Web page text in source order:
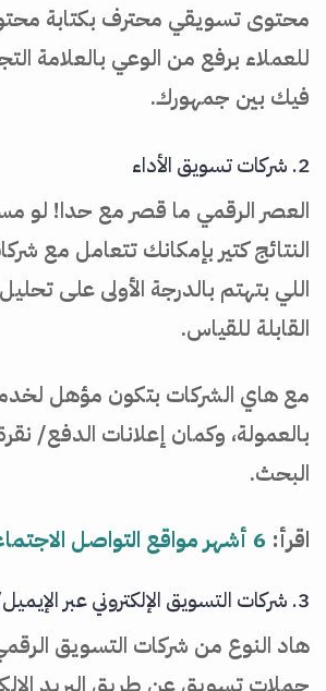
محتوى تسويقي محترف بكتابة
للعملاء برفع من الوعي بالعلامة
فيك بين جمهورك.
2. شركات تسويق الأداء
العصر الرقمي ما قصر مع حدا! لو
النتائج كتير بإمكانك تتعامل مع
اللي بتهتم بالدرجة الأولى على
القابلة للقياس.
مع هاي الشركات بتكون مؤهل
بالعمولة، وكمان إعلانات الدفع/
البحث.
اقرأ: 6 أشهر مواقع التواصل الاجتماعي في الأردن
3. شركات التسويق الإلكتروني عبر الإيميل/ البريد الإلكتروني
هاد النوع من شركات التسويق
حملات تسويق عن طريق البريد